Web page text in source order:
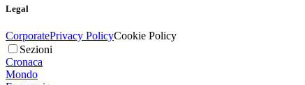
Legal
CorporatePrivacy PolicyCookie Policy
Sezioni
Cronaca
Mondo